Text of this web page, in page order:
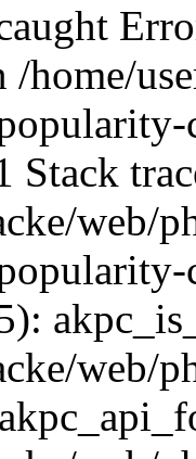
/home/
Stack
web/
web/